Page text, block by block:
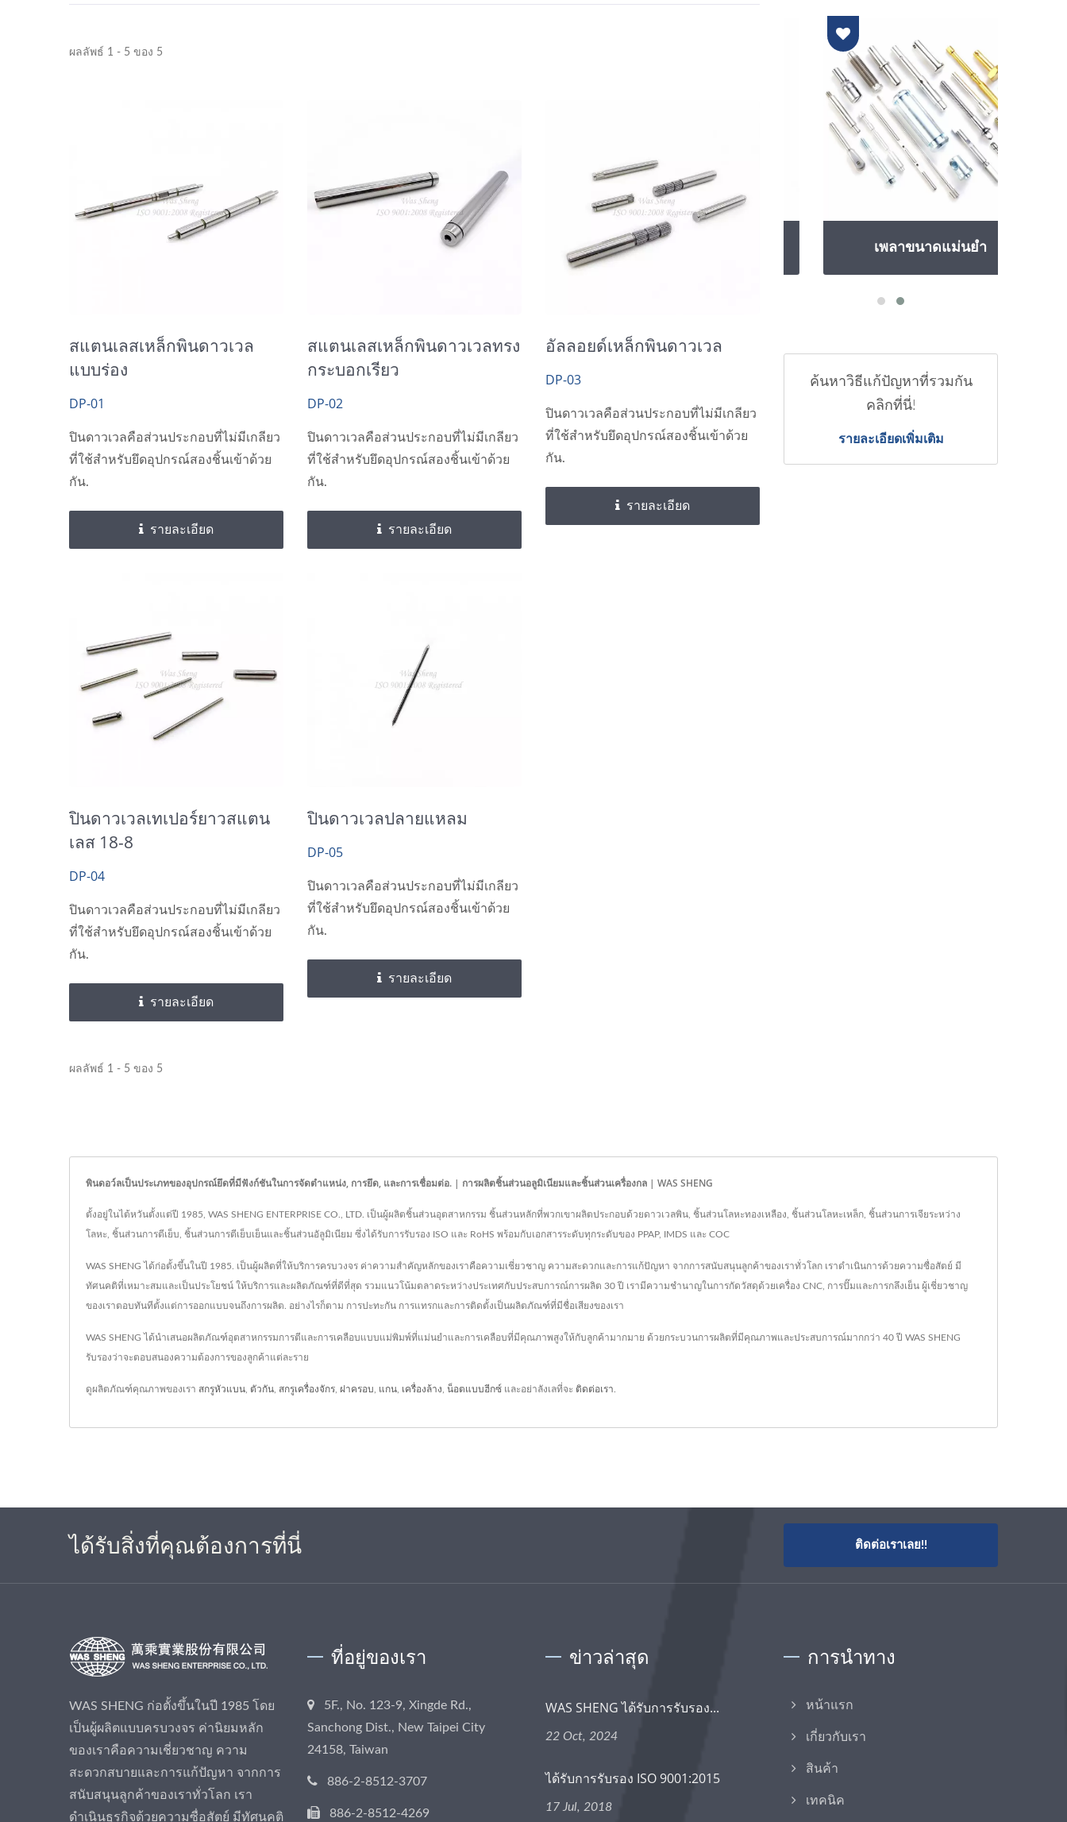
ผลลัพธ์ 1 - 5 ของ 5
สแตนเลสเหล็กพินดาวเวล
แบบร่อง
DP-01
ปินดาวเวลคือส่วนประกอบที่ไม่มีเกลียว
ที่ใช้สำหรับยึดอุปกรณ์สองชิ้นเข้าด้วย
กัน.
รายละเอียด
สแตนเลสเหล็กพินดาวเวลทรง
กระบอกเรียว
DP-02
ปินดาวเวลคือส่วนประกอบที่ไม่มีเกลียว
ที่ใช้สำหรับยึดอุปกรณ์สองชิ้นเข้าด้วย
กัน.
รายละเอียด
อัลลอยด์เหล็กพินดาวเวล
DP-03
ปินดาวเวลคือส่วนประกอบที่ไม่มีเกลียว
ที่ใช้สำหรับยึดอุปกรณ์สองชิ้นเข้าด้วย
กัน.
รายละเอียด
ปินดาวเวลเทเปอร์ยาวสแตน
เลส 18-8
DP-04
ปินดาวเวลคือส่วนประกอบที่ไม่มีเกลียว
ที่ใช้สำหรับยึดอุปกรณ์สองชิ้นเข้าด้วย
กัน.
รายละเอียด
ปินดาวเวลปลายแหลม
DP-05
ปินดาวเวลคือส่วนประกอบที่ไม่มีเกลียว
ที่ใช้สำหรับยึดอุปกรณ์สองชิ้นเข้าด้วย
กัน.
รายละเอียด
ผลลัพธ์ 1 - 5 ของ 5
เพลาขนาดแม่นยำ ชิ้นส่วนทองเหลือง เพลาขนาดแม่นยำ
ค้นหาวิธีแก้ปัญหาที่รวมกัน
คลิกที่นี่!
รายละเอียดเพิ่มเติม
พินดอว์ลเป็นประเภทของอุปกรณ์ยึดที่มีฟังก์ชันในการจัดตำแหน่ง, การยึด, และการเชื่อมต่อ. | การผลิตชิ้นส่วนอลูมิเนียมและชิ้นส่วนเครื่องกล | WAS SHENG
ตั้งอยู่ในไต้หวันตั้งแต่ปี 1985, WAS SHENG ENTERPRISE CO., LTD. เป็นผู้ผลิตชิ้นส่วนอุตสาหกรรม ชิ้นส่วนหลักที่พวกเขาผลิตประกอบด้วยดาวเวลพิน, ชิ้นส่วนโลหะทองเหลือง, ชิ้นส่วนโลหะเหล็ก, ชิ้นส่วนการเจียระหว่าง
โลหะ, ชิ้นส่วนการตีเย็บ, ชิ้นส่วนการตีเย็บเย็นและชิ้นส่วนอัลูมิเนียม ซึ่งได้รับการรับรอง ISO และ RoHS พร้อมกับเอกสารระดับทุกระดับของ PPAP, IMDS และ COC
WAS SHENG ได้ก่อตั้งขึ้นในปี 1985. เป็นผู้ผลิตที่ให้บริการครบวงจร ค่าความสำคัญหลักของเราคือความเชี่ยวชาญ ความสะดวกและการแก้ปัญหา จากการสนับสนุนลูกค้าของเราทั่วโลก เราดำเนินการด้วยความซื่อสัตย์ มี
ทัศนคติที่เหมาะสมและเป็นประโยชน์ ให้บริการและผลิตภัณฑ์ที่ดีที่สุด รวมแนวโน้มตลาดระหว่างประเทศกับประสบการณ์การผลิต 30 ปี เรามีความชำนาญในการกัดวัสดุด้วยเครื่อง CNC, การปั๊มและการกลึงเย็น ผู้เชี่ยวชาญ
ของเราตอบทันทีตั้งแต่การออกแบบจนถึงการผลิต. อย่างไรก็ตาม การปะทะกัน การแทรกและการติดตั้งเป็นผลิตภัณฑ์ที่มีชื่อเสียงของเรา
WAS SHENG ได้นำเสนอผลิตภัณฑ์อุตสาหกรรมการตีและการเคลือบแบบแม่พิมพ์ที่แม่นยำและการเคลือบที่มีคุณภาพสูงให้กับลูกค้ามากมาย ด้วยกระบวนการผลิตที่มีคุณภาพและประสบการณ์มากกว่า 40 ปี WAS SHENG
รับรองว่าจะตอบสนองความต้องการของลูกค้าแต่ละราย
ดูผลิตภัณฑ์คุณภาพของเรา สกรูหัวแบน ตัวกัน สกรูเครื่องจักร ฝาครอบ แกน เครื่องล้าง น็อตแบบฮีกซ์ และอย่าลังเลที่จะ ติดต่อเรา
ได้รับสิ่งที่คุณต้องการที่นี่ ติดต่อเราเลย!!
WAS SHENG ก่อตั้งขึ้นในปี 1985 โดย
เป็นผู้ผลิตแบบครบวงจร ค่านิยมหลัก
ของเราคือความเชี่ยวชาญ ความ
สะดวกสบายและการแก้ปัญหา จากการ
สนับสนุนลูกค้าของเราทั่วโลก เรา
ดำเนินธุรกิจด้วยความซื่อสัตย์ มีทัศนคติ
ที่อยู่ของเรา
5F., No. 123-9, Xingde Rd.,
Sanchong Dist., New Taipei City
24158, Taiwan
886-2-8512-3707
886-2-8512-4269
ข่าวล่าสุด
WAS SHENG ได้รับการรับรอง...
22 Oct, 2024
ได้รับการรับรอง ISO 9001:2015
17 Jul, 2018
การนำทาง
หน้าแรก
เกี่ยวกับเรา
สินค้า
เทคนิค